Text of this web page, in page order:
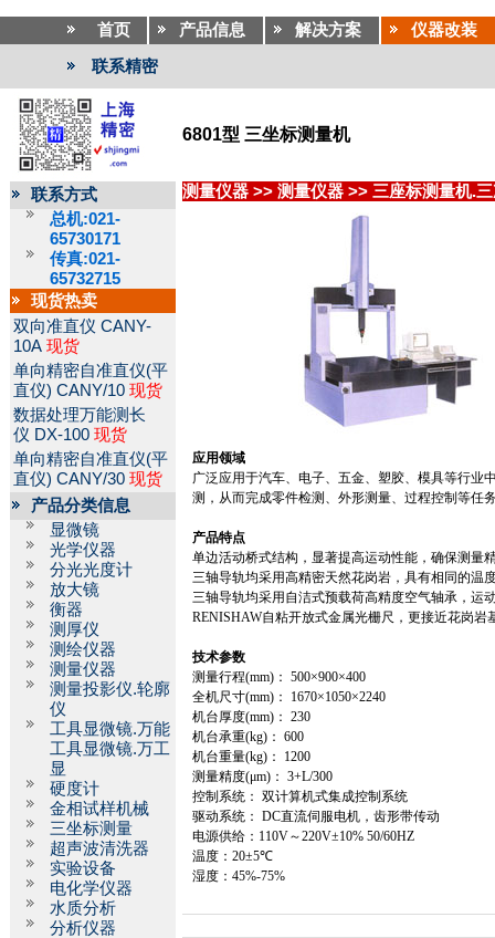
首页 产品信息 解决方案 仪器改装
联系精密
6801型 三坐标测量机
联系方式
总机:021-
65730171
传真:021-
65732715
现货热卖
双向准直仪 CANY-
10A 现货
单向精密自准直仪(平
直仪) CANY/10 现货
数据处理万能测长
仪 DX-100 现货
单向精密自准直仪(平
直仪) CANY/30 现货
产品分类信息
显微镜
光学仪器
分光光度计
放大镜
衡器
测厚仪
测绘仪器
测量仪器
测量投影仪.轮廓
仪
工具显微镜.万能
工具显微镜.万工
显
硬度计
金相试样机械
三坐标测量
超声波清洗器
实验设备
电化学仪器
水质分析
分析仪器
测量仪器 >> 测量仪器 >> 三座标测量机.
应用领域
广泛应用于汽车、电子、五金、塑胶、模具等行业
测，从而完成零件检测、外形测量、过程控制等任
产品特点
单边活动桥式结构，显著提高运动性能，确保测
三轴导轨均采用高精密天然花岗岩，具有相同
三轴导轨均采用自洁式预载荷高精度空气轴承，
RENISHAW自粘开放式金属光栅尺，更接近花
技术参数
测量行程(mm) ： 500×900×400
全机尺寸(mm) ： 1670×1050×2240
机台厚度(mm) ： 230
机台承重(kg) ： 600
机台重量(kg) ：
1200
测量精度(μm) ： 3+L/300
控制系统： 双计算机式集成控制系统
驱动系统： DC直流伺服电机，齿形带传动
电源供给： 110V～220V±10% 50/60HZ
温度：20±5℃
湿度：45%-75%